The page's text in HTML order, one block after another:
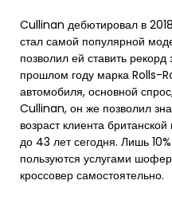
Cullinan дебютировал в
стал самой популярной
позволил ей ставить
прошлом году марка Rolls-
автомобиля, основной
Cullinan, он же позволил
возраст клиента
до 43 лет сегодня. Лишь
пользуются услугами
кроссовер самостоятельно.